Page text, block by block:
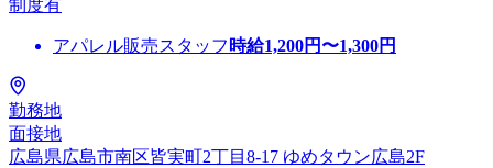
制度有
アパレル販売スタッフ 時給1,200円〜1,300円
勤務地
面接地
広島県広島市南区皆実町2丁目8-17 ゆめタウン広島2F